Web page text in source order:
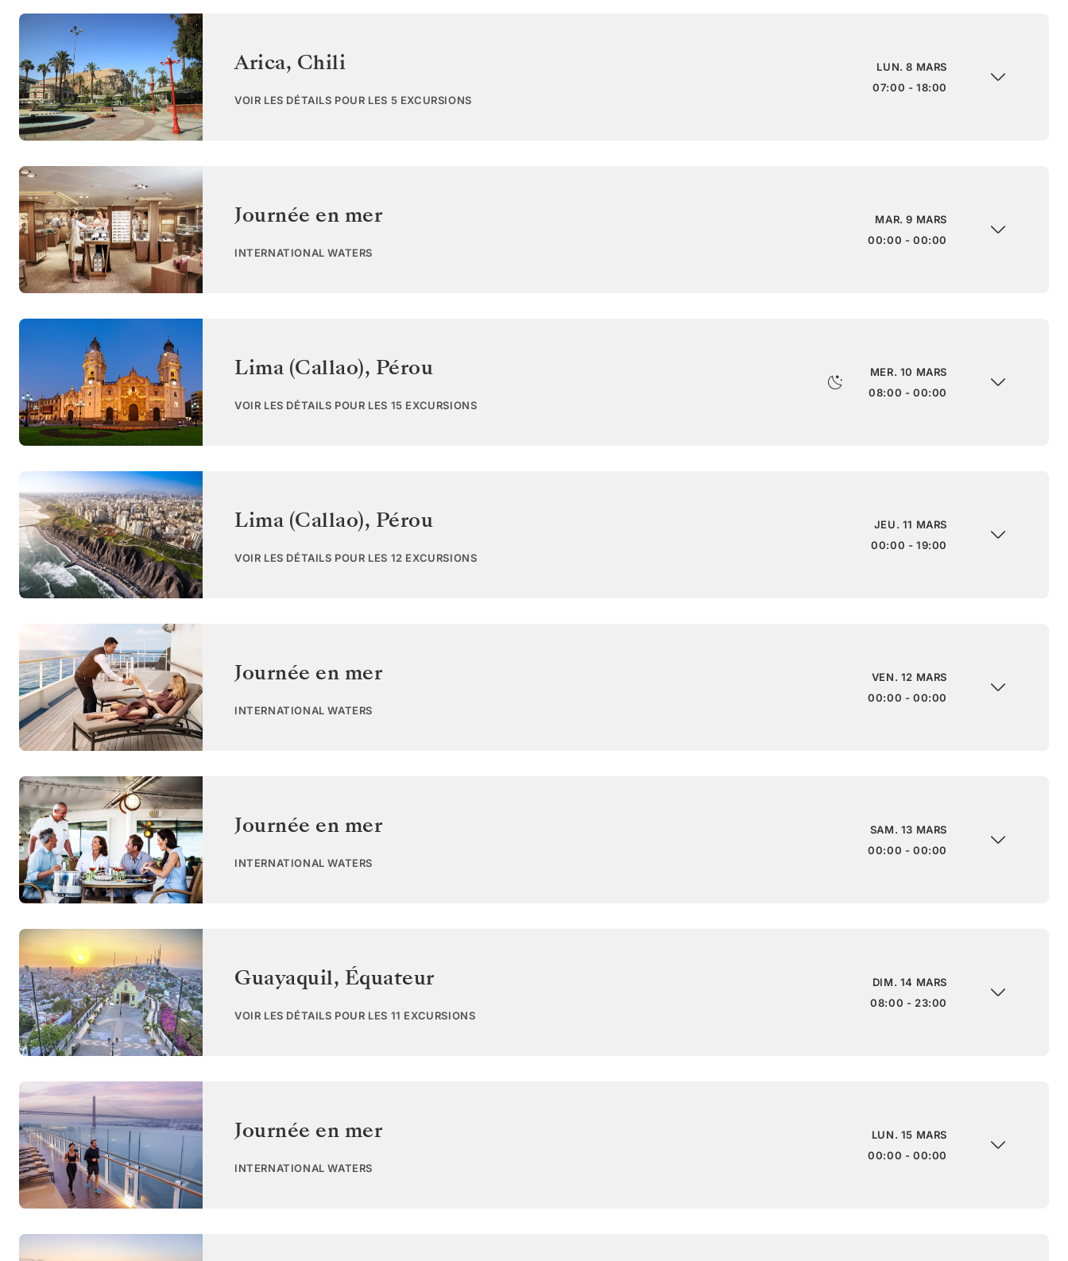
Arica, Chili
VOIR LES DÉTAILS POUR LES 5 EXCURSIONS
LUN. 8 MARS
07:00 - 18:00
Journée en mer
INTERNATIONAL WATERS
MAR. 9 MARS
00:00 - 00:00
Lima (Callao), Pérou
VOIR LES DÉTAILS POUR LES 15 EXCURSIONS
MER. 10 MARS
08:00 - 00:00
Lima (Callao), Pérou
VOIR LES DÉTAILS POUR LES 12 EXCURSIONS
JEU. 11 MARS
00:00 - 19:00
Journée en mer
INTERNATIONAL WATERS
VEN. 12 MARS
00:00 - 00:00
Journée en mer
INTERNATIONAL WATERS
SAM. 13 MARS
00:00 - 00:00
Guayaquil, Équateur
VOIR LES DÉTAILS POUR LES 11 EXCURSIONS
DIM. 14 MARS
08:00 - 23:00
Journée en mer
INTERNATIONAL WATERS
LUN. 15 MARS
00:00 - 00:00